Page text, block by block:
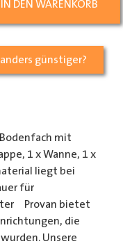
IN DEN WARENKORB
günstiger?
mit
1 x Wanne, 1 x
liegt bei
für
Provan bietet
die
Unsere